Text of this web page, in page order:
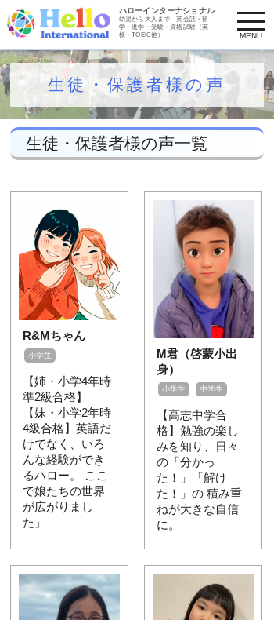
ハローインターナショナル
幼児から大人まで英会話・留
学・進学・受験・資格試験（英
検・TOEIC他）
MENU
生徒・保護者様の声
生徒・保護者様の声一覧
R&Mちゃん
小学生
【姉・小学4年時
準2級合格】
【妹・小学2年時
4級合格】英語だ
けでなく、いろ
んな経験ができ
るハロー。 ここ
で娘たちの世界
が広がりまし
た」
M君（啓蒙小出
身）
小学生 中学生
【高志中学合
格】勉強の楽し
みを知り、日々
の「分かっ
た！」「解け
た！」の 積み重
ねが大きな自信
に。